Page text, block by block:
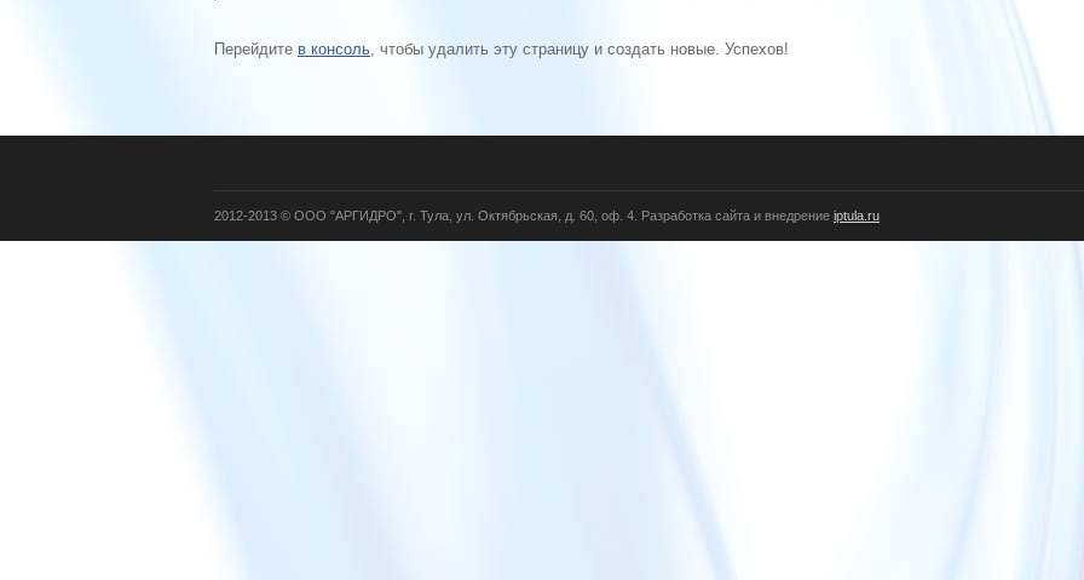
Перейдите в консоль, чтобы удалить эту страницу и создать новые. Успехов!
2012-2013 © ООО "АРГИДРО", г. Тула, ул. Октябрьская, д. 60, оф. 4. Разработка сайта и внедрение iptula.ru